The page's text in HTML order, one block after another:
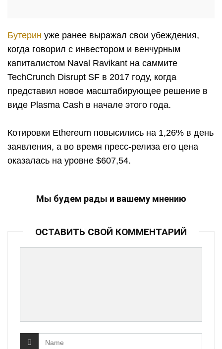
Бутерин уже ранее выражал свои убеждения,
когда говорил с инвестором и венчурным
капиталистом Naval Ravikant на саммите
TechCrunch Disrupt SF в 2017 году, когда
представил новое масштабирующее решение в
виде Plasma Cash в начале этого года.
Котировки Ethereum повысились на 1,26% в день
заявления, а во время пресс-релиза его цена
оказалась на уровне $607,54.
Мы будем рады и вашему мнению
ОСТАВИТЬ СВОЙ КОММЕНТАРИЙ